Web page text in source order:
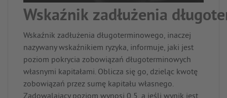
Wskaźnik zadłużenia
Wskaźnik zadłużenia długoterminowego, inaczej
nazywany wskaźnikiem ryzyka, informuje, jaki jest
poziom pokrycia zobowiązań długoterminowych
własnymi kapitałami. Oblicza się go, dzieląc kwotę
zobowiązań przez sumę kapitału własnego.